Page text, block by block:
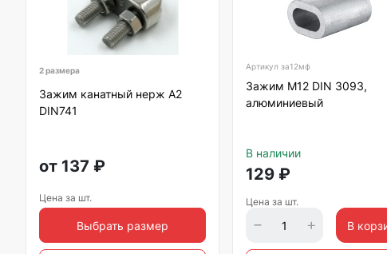
2 размера
Зажим канатный нерж А2
DIN741
от 137 ₽
Цена за шт.
Выбрать размер
Артикулза12мф
Зажим М12 DIN 3093,
алюминиевый
В наличии
129 ₽
Цена за шт.
В